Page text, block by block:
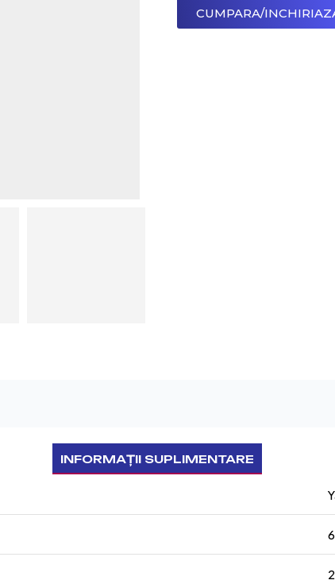
CUMPARA/
INFORMAȚII SUPLIMENTARE